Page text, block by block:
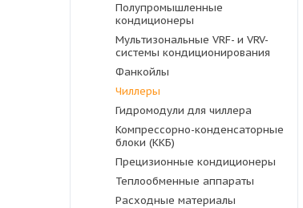
Отопление и водоснабжение
Электрика
Полупромышленные
кондиционеры
Мультизональные VRF- и VRV-
системы кондиционирования
Фанкойлы
Чиллеры
Гидромодули для чиллера
Компрессорно-конденсаторные
блоки (ККБ)
Прецизионные кондиционеры
Теплообменные аппараты
Расходные материалы